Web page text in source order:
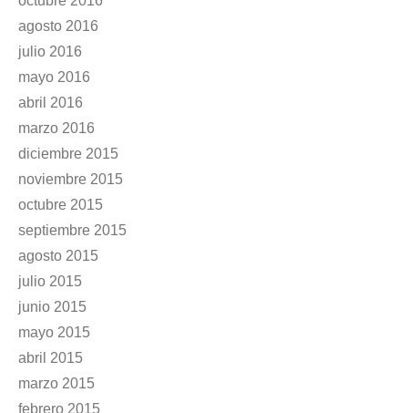
agosto 2016
julio 2016
mayo 2016
abril 2016
marzo 2016
diciembre 2015
noviembre 2015
octubre 2015
septiembre 2015
agosto 2015
julio 2015
junio 2015
mayo 2015
abril 2015
marzo 2015
febrero 2015